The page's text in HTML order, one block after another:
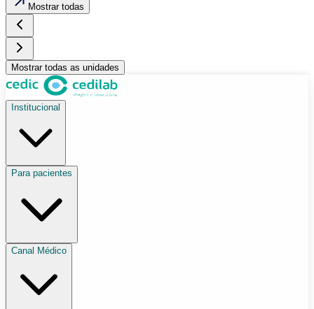
Mostrar todas
Mostrar todas as unidades
Institucional
Para pacientes
Canal Médico